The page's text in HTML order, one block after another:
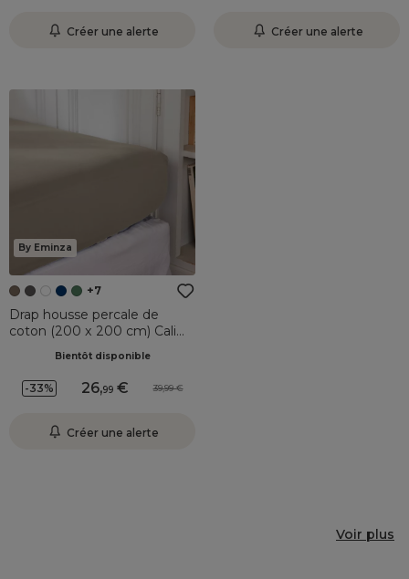
Créer une alerte Créer une alerte
By Eminza
+7
Drap housse percale de
coton (200 x 200 cm) Cali
Bientôt disponible
-33% 26,99 39,99
Créer une alerte
Voir plus